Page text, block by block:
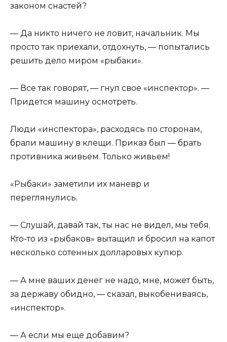
законом снастей?
— Да никто ничего не ловит, начальник. Мы
просто так приехали, отдохнуть, — попытались
решить дело миром «рыбаки».
— Все так говорят, — гнул свое «инспектор». —
Придется машину осмотреть.
Люди «инспектора», расходясь по сторонам,
брали машину в клещи. Приказ был — брать
противника живьем. Только живьем!
«Рыбаки» заметили их маневр и
переглянулись.
— Слушай, давай так, ты нас не видел, мы тебя.
Кто-то из «рыбаков» вытащил и бросил на капот
несколько сотенных долларовых купюр.
— А мне ваших денег не надо, мне, может быть,
за державу обидно, — сказал, выкобениваясь,
«инспектор».
— А если мы еще добавим?